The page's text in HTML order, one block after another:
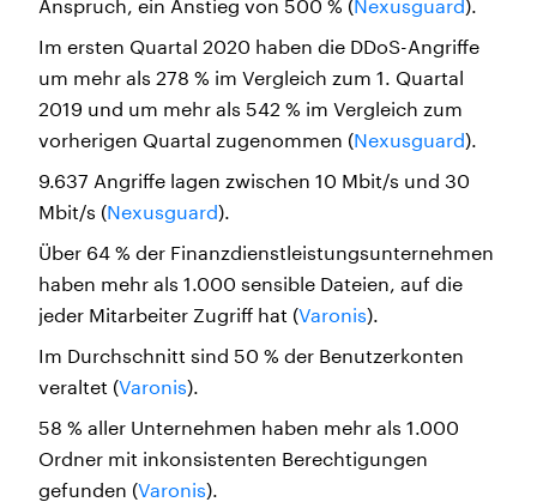
Anspruch, ein Anstieg von 500 % (Nexusguard).
Im ersten Quartal 2020 haben die DDoS-Angriffe
um mehr als 278 % im Vergleich zum 1. Quartal
2019 und um mehr als 542 % im Vergleich zum
vorherigen Quartal zugenommen (Nexusguard).
9.637 Angriffe lagen zwischen 10 Mbit/s und 30
Mbit/s (Nexusguard).
Über 64 % der Finanzdienstleistungsunternehmen
haben mehr als 1.000 sensible Dateien, auf die
jeder Mitarbeiter Zugriff hat (Varonis).
Im Durchschnitt sind 50 % der Benutzerkonten
veraltet (Varonis).
58 % aller Unternehmen haben mehr als 1.000
Ordner mit inkonsistenten Berechtigungen
gefunden (Varonis).